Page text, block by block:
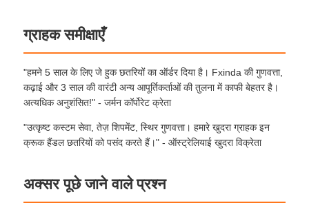
समुद्र तट छाता
रचनात्मक छतरियाँ
ग्राहक समीक्षाएँ
"हमने 5 साल के लिए जे हुक छतरियों का ऑर्डर दिया है। Fxinda की गुणवत्ता,
कढ़ाई और 3 साल की वारंटी अन्य आपूर्तिकर्ताओं की तुलना में काफी बेहतर है।
अत्यधिक अनुशंसित!" - जर्मन कॉर्पोरेट क्रेता
"उत्कृष्ट कस्टम सेवा, तेज़ शिपमेंट, स्थिर गुणवत्ता। हमारे खुदरा ग्राहक इन
क्रूक हैंडल छतरियों को पसंद करते हैं।" - ऑस्ट्रेलियाई खुदरा विक्रेता
अक्सर पूछे जाने वाले प्रश्न